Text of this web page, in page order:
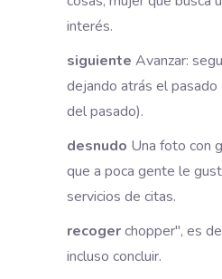
interés.
siguiente Avanzar:
dejando atrás el
del pasado).
desnudo Una foto con
que a poca gente le
servicios de citas.
recogerchopper", es
incluso concluir.